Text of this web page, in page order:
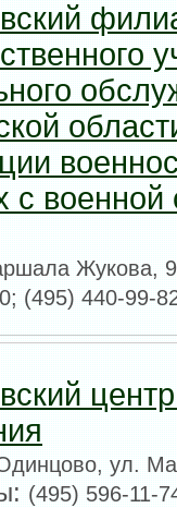
с
Жукова,
(495) 440-99-
ул.
(495) 596-11-